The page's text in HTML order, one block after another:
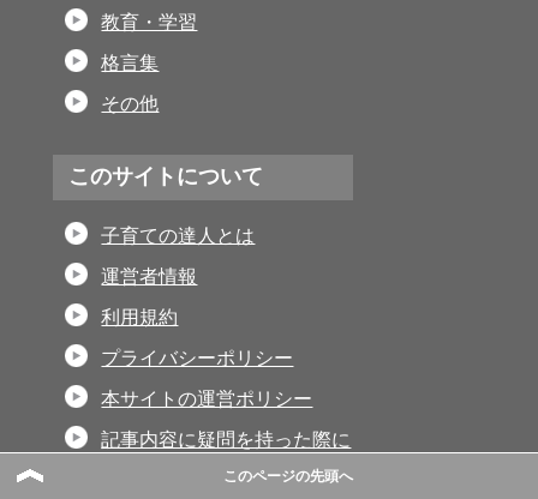
教育・学習
格言集
その他
このサイトについて
子育ての達人とは
運営者情報
利用規約
プライバシーポリシー
本サイトの運営ポリシー
記事内容に疑問を持った際に
特定商取引法に基づく表記
このページの先頭へ